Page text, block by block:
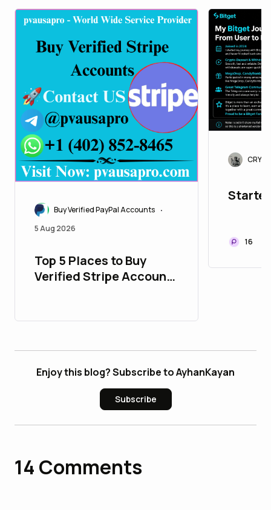
Buy Verified PayPal Accounts •
5 Aug 2026
Top 5 Places to Buy
Verified Stripe Accounts
16
Enjoy this blog? Subscribe to AyhanKayan
Subscribe
14 Comments